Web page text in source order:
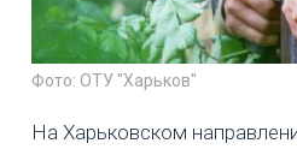
Фото: ОТУ "Харьков"
На Харьковском